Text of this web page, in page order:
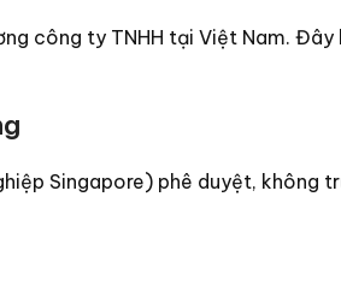
công ty TNHH tại Việt Nam. Đây
Singapore) phê duyệt, không